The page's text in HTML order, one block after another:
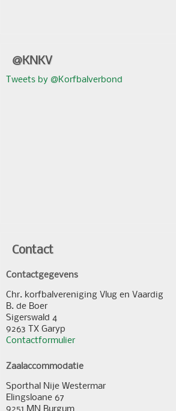
@KNKV
Tweets by @Korfbalverbond
Contact
Contactgegevens
Chr. korfbalvereniging Vlug en Vaardig
B. de Boer
Sigerswald 4
9263 TX Garyp
Contactformulier
Zaalaccommodatie
Sporthal Nije Westermar
Elingsloane 67
9251 MN Burgum